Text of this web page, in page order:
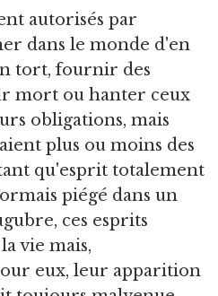
autorisés par
dans le monde d'en
tort, fournir des
mort ou hanter ceux
obligations, mais
plus ou moins des
qu'esprit totalement
piégé dans un
ces esprits
vie mais,
eux, leur apparition